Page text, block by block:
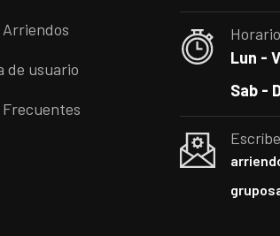
de usuario
Lun -
Sab -